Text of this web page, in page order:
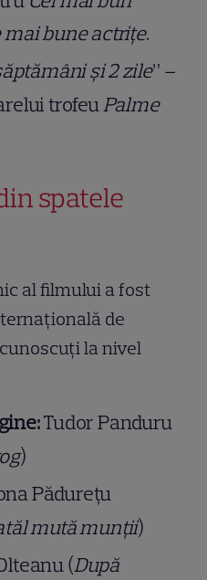
mai bune actrițe.
și 2 zile” –
trofeuPalme
spatele
al filmului a fost
de
la nivel
Tudor Panduru
)
Pădurețu
mută munții)
(După